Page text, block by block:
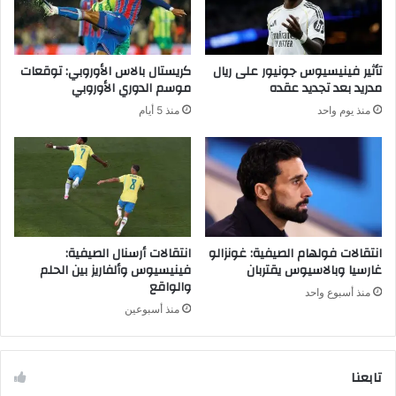
ا
ن
ع
ة
ا
ك
خ
ا
تأثير فينيسيوس جونيور على ريال
مدريد بعد تجديد عقده
منذ يوم واحد
كريستال بالاس الأوروبي: توقعات
موسم الدوري الأوروبي
منذ 5 أيام
انتقالات فولهام الصيفية: غونزالو
غارسيا وبالاسيوس يقتربان
منذ أسبوع واحد
انتقالات أرسنال الصيفية:
فينيسيوس وألفاريز بين الحلم
والواقع
منذ أسبوعين
تابعنا